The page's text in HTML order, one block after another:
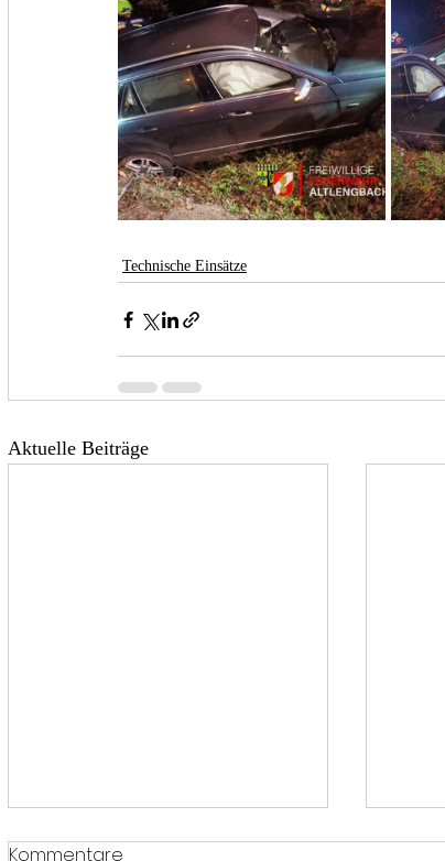
Technische Einsätze
Aktuelle Beiträge
Kommentare